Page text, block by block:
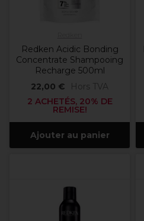
Redken Acidic Bonding
Concentrate Shampooing
Recharge 500ml
22,00 €
Hors TVA
2 ACHETÉS, 20% DE
REMISE!
Ajouter au panier